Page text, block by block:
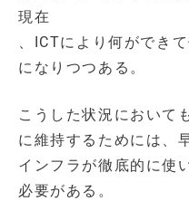
現在
、ICTにより何ができ
になりつつある。
こうした状況において
に維持するためには、
インフラが徹底的に使
必要がある。